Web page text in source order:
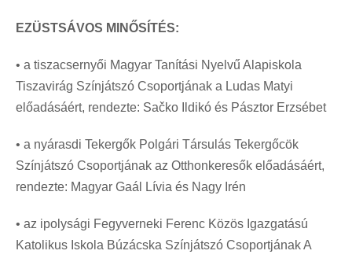
EZÜSTSÁVOS MINŐSÍTÉS:
• a tiszacsernyői Magyar Tanítási Nyelvű Alapiskola
Tiszavirág Színjátszó Csoportjának a Ludas Matyi
előadásáért, rendezte: Sačko Ildikó és Pásztor Erzsébet
• a nyárasdi Tekergők Polgári Társulás Tekergőcök
Színjátszó Csoportjának az Otthonkeresők előadásáért,
rendezte: Magyar Gaál Lívia és Nagy Irén
• az ipolysági Fegyverneki Ferenc Közös Igazgatású
Katolikus Iskola Búzácska Színjátszó Csoportjának A